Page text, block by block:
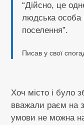
“Дійсно, це
людська особа
поселення”.
Писав у свої
Хоч місто і було
вважали раєм на
умови не можна